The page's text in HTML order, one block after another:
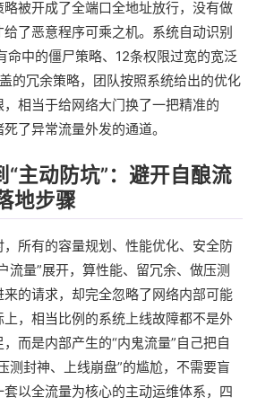
被开成了全端口全地址放行，没有做
了恶意程序可乘之机。系统自动识别
命中的僵尸策略、12条权限过宽的宽泛
的冗余策略，团队按照系统给出的优化
相当于给网络大门换了一把精准的
了异常流量外发的通道。
“主动防坑”：避开自酿流
地步骤
所有的容量规划、性能优化、安全防
流量”展开，算性能、留冗余、做压测
的请求，却完全忽略了网络内部可能
，相当比例的系统上线故障都不是外
而是内部产生的“内鬼流量”自己把自
测封神、上线崩盘”的尴尬，不需要盲
套以全流量为核心的主动运维体系，四